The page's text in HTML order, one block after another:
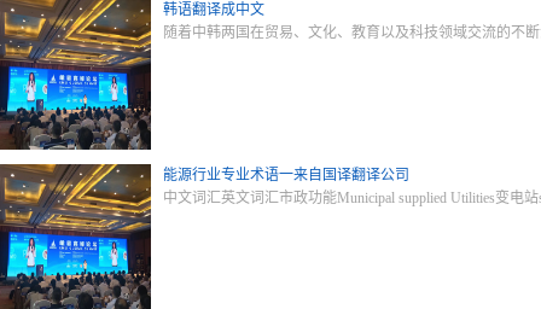
韩语翻译成中文
随着中韩两国在贸易、文化、教育以及科技领域交流的不
能源行业专业术语一来自国译翻译公司
中文词汇英文词汇市政功能Municipal supplied Utilities变电